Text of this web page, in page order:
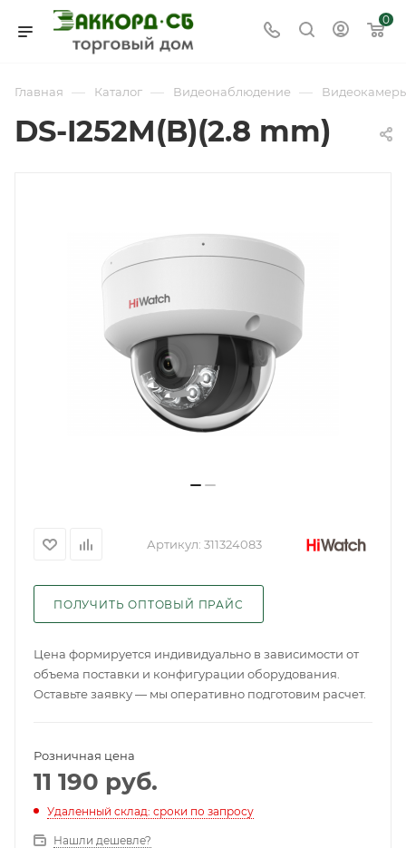
0
Главная — Каталог — Видеонаблюдение —
DS-I252M(B)(2.8 mm)
Артикул: 311324083
ПОЛУЧИТЬ ОПТОВЫЙ ПРАЙС
Цена формируется индивидуально в зависимости от
объема поставки и конфигурации оборудования.
Оставьте заявку — мы оперативно подготовим расчет.
Розничная цена
11 190 руб.
Удаленный склад: сроки по запросу
Нашли дешевле?